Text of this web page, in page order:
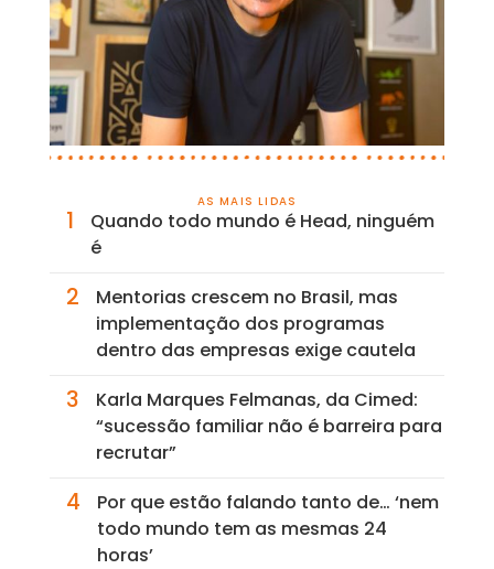
AS MAIS LIDAS
1
Quando todo mundo é Head, ninguém
é
2
Mentorias crescem no Brasil, mas
implementação dos programas
dentro das empresas exige cautela
3
Karla Marques Felmanas, da Cimed:
“sucessão familiar não é barreira para
recrutar”
4
Por que estão falando tanto de… ‘nem
todo mundo tem as mesmas 24
horas’